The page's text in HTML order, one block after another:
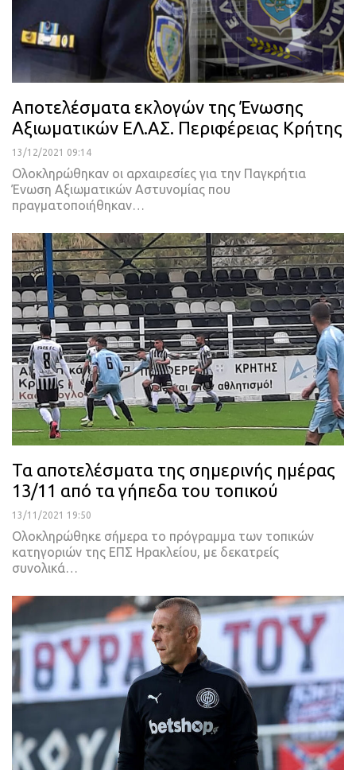
Αποτελέσματα εκλογών της Ένωσης
Αξιωματικών ΕΛ.ΑΣ. Περιφέρειας Κρήτης
13/12/2021 09:14
Ολοκληρώθηκαν οι αρχαιρεσίες για την Παγκρήτια
Ένωση Αξιωματικών Αστυνομίας που
πραγματοποιήθηκαν
Τα αποτελέσματα της σημερινής ημέρας
13/11 από τα γήπεδα του τοπικού
13/11/2021 19:50
Ολοκληρώθηκε σήμερα το πρόγραμμα των τοπικών
κατηγοριών της ΕΠΣ Ηρακλείου, με δεκατρείς
συνολικά…